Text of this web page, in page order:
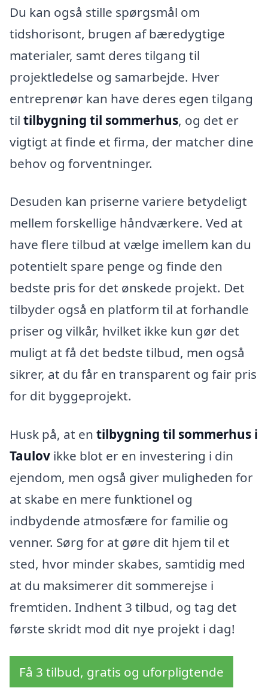
Du kan også stille spørgsmål om
tidshorisont, brugen af bæredygtige
materialer, samt deres tilgang til
projektledelse og samarbejde. Hver
entreprenør kan have deres egen tilgang
til tilbygning til sommerhus, og det er
vigtigt at finde et firma, der matcher dine
behov og forventninger.
Desuden kan priserne variere betydeligt
mellem forskellige håndværkere. Ved at
have flere tilbud at vælge imellem kan du
potentielt spare penge og finde den
bedste pris for det ønskede projekt. Det
tilbyder også en platform til at forhandle
priser og vilkår, hvilket ikke kun gør det
muligt at få det bedste tilbud, men også
sikrer, at du får en transparent og fair pris
for dit byggeprojekt.
Husk på, at en tilbygning til sommerhus i
Taulov ikke blot er en investering i din
ejendom, men også giver muligheden for
at skabe en mere funktionel og
indbydende atmosfære for familie og
venner. Sørg for at gøre dit hjem til et
sted, hvor minder skabes, samtidig med
at du maksimerer dit sommerejse i
fremtiden. Indhent 3 tilbud, og tag det
første skridt mod dit nye projekt i dag!
Få 3 tilbud, gratis og uforpligtende